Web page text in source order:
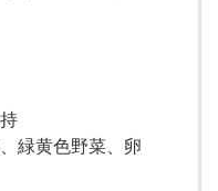
緑黄色野菜、卵